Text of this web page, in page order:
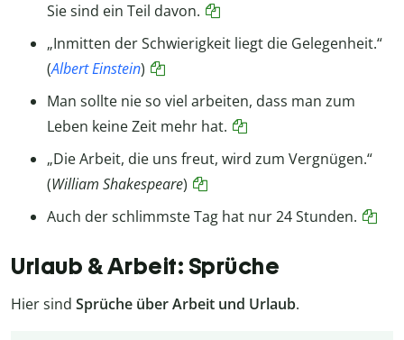
Sie sind ein Teil davon.
„Inmitten der Schwierigkeit liegt die Gelegenheit.“
(Albert Einstein)
Man sollte nie so viel arbeiten, dass man zum
Leben keine Zeit mehr hat.
„Die Arbeit, die uns freut, wird zum Vergnügen.“
(William Shakespeare)
Auch der schlimmste Tag hat nur 24 Stunden.
Urlaub & Arbeit: Sprüche
Hier sind Sprüche über Arbeit und Urlaub.